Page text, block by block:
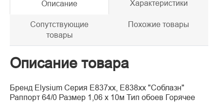
Описание Характеристики
Сопутствующие
товары
Похожие товары
Описание товара
Бренд Elysium Серия E837хх, E838хх "Соблазн"
Раппорт 64/0 Размер 1,06 х 10м Тип обоев Горячее